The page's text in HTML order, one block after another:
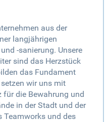
aus der
langjährigen
-sanierung. Unsere
sind das Herzstück
das Fundament
wir uns mit
die Bewahrung und
in der Stadt und der
Teamworks und des